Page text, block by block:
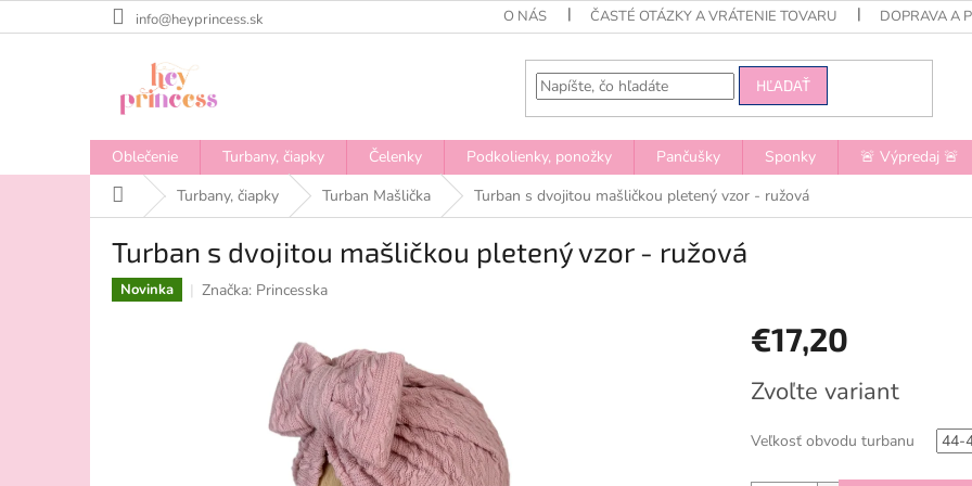
na
info@heyprincess.sk O NÁS ČASTÉ OTÁZKY A VRÁTENIE TOVARU DOPRAVA A
HĽADAŤ
Oblečenie Turbany, čiapky Čelenky Podkolienky, ponožky Pančušky Sponky 🚨 Výpredaj 🚨
DomovTurbany, čiapky Turban Mašlička Turban s dvojitou mašličkou pletený vzor - ružová
Turban s dvojitou mašličkou pletený vzor - ružová
Novinka Značka: Princesska
€17,20
cena:
Zvoľte variant
Veľkosť obvodu turbanu